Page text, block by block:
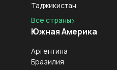
Таджикистан
Все страны
Южная Америка
Аргентина
Бразилия